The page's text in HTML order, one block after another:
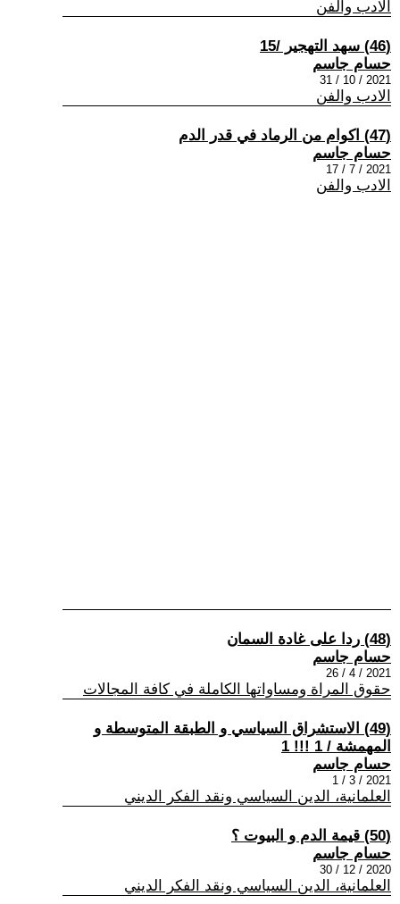
الادب والفن
(46) سهد التهجير /15
حسام جاسم
2021 / 10 / 31
الادب والفن
(47) اكوام من الرماد في قدر الدم
حسام جاسم
2021 / 7 / 17
الادب والفن
(48) ردا على غادة السمان
حسام جاسم
2021 / 4 / 26
حقوق المراة ومساواتها الكاملة في كافة المجالات
(49) الاستشراق السياسي و الطبقة المتوسطة و
المهمشة / 1 !!! 1
حسام جاسم
2021 / 3 / 1
العلمانية، الدين السياسي ونقد الفكر الديني
(50) قيمة الدم و البيوت ؟
حسام جاسم
2020 / 12 / 30
العلمانية، الدين السياسي ونقد الفكر الديني